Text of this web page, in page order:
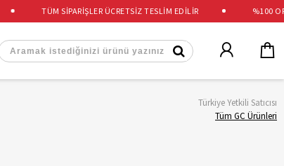
TÜM SİPARİŞLER ÜCRETSİZ TESLİM EDİLİR %100
Türkiye Yetkili Satıcısı
Tüm GC Ürünleri